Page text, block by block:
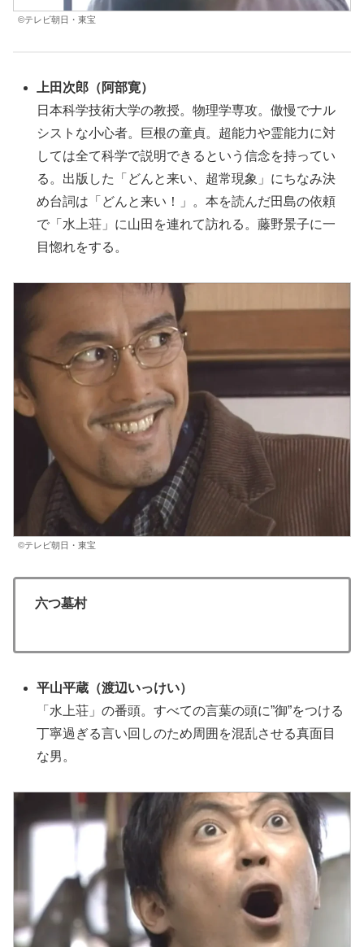
©テレビ朝日・東宝
上田次郎（阿部寛）
日本科学技術大学の教授。物理学専攻。傲慢でナル
シストな小心者。巨根の童貞。超能力や霊能力に対
しては全て科学で説明できるという信念を持ってい
る。出版した「どんと来い、超常現象」にちなみ決
め台詞は「どんと来い！」。本を読んだ田島の依頼
で「水上荘」に山田を連れて訪れる。藤野景子に一
目惚れをする。
©テレビ朝日・東宝
六つ墓村
平山平蔵（渡辺いっけい）
「水上荘」の番頭。すべての言葉の頭に”御”をつける
丁寧過ぎる言い回しのため周囲を混乱させる真面目
な男。